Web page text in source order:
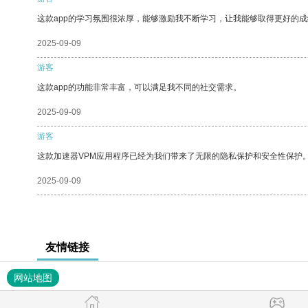
这款app的学习氛围很浓厚，能够激励我不断学习，让我能够取得更好的
2025-09-09
游客
这款app的功能非常丰富，可以满足我不同的社交需求。
2025-09-09
游客
这款加速器VPM应用程序已经为我们带来了无限的隐私保护和安全性保护
2025-09-09
友情链接
网站地图